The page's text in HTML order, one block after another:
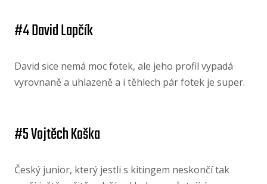
#4 David Lapčík
David sice nemá moc fotek, ale jeho profil vypadá
vyrovnaně a uhlazeně a i těhlech pár fotek je super.
#5 Vojtěch Koška
Český junior, který jestli s kitingem neskončí tak